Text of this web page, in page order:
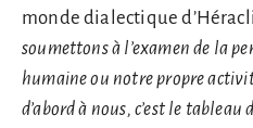
monde dialectique
soumettons à l’examen de la
humaine ou notre propre
d’abord à nous, c’est le